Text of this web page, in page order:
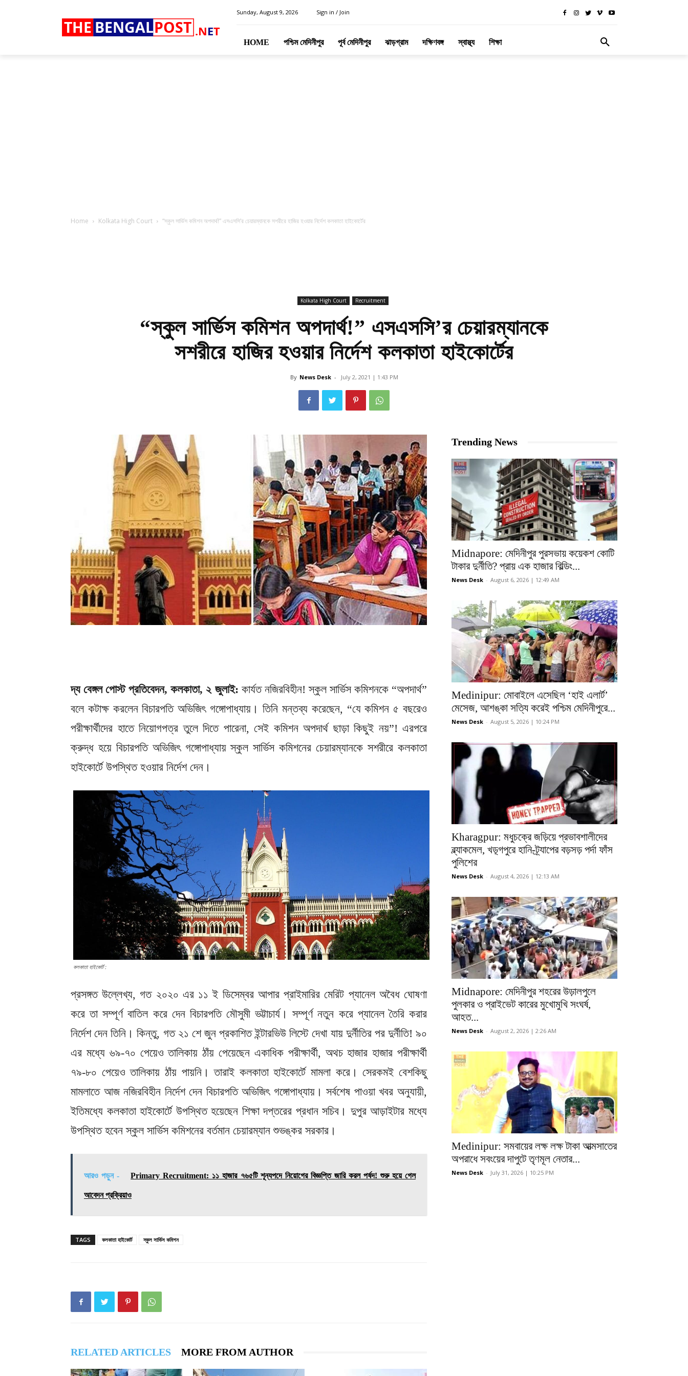
.NET
THE BENGALPOST
Sunday, August 9, 2026 Sign in / Join
HOME পশ্চিম মেদিনীপুর পূর্ব মেদিনীপুর ঝাড়গ্রাম দক্ষিণবঙ্গ স্বাস্থ্য শিক্ষা
Home Kolkata High Court “স্কুল সার্ভিস কমিশন অপদার্থ!” এসএসসি’র চেয়ারম্যানকে সশরীরে হাজির হওয়ার নির্দেশ কলকাতা হাইকোর্টের
Kolkata High Court Recruitment
“স্কুল সার্ভিস কমিশন অপদার্থ!” এসএসসি’র চেয়ারম্যানকে
সশরীরে হাজির হওয়ার নির্দেশ কলকাতা হাইকোর্টের
By News Desk - July 2, 2021 | 1:43 PM
দ্য বেঙ্গল পোস্ট প্রতিবেদন, কলকাতা, ২ জুলাই: কার্যত নজিরবিহীন! স্কুল সার্ভিস কমিশনকে “অপদার্থ”
বলে কটাক্ষ করলেন বিচারপতি অভিজিৎ গঙ্গোপাধ্যায়। তিনি মন্তব্য করেছেন, “যে কমিশন ৫ বছরেও
পরীক্ষার্থীদের হাতে নিয়োগপত্র তুলে দিতে পারেনা, সেই কমিশন অপদার্থ ছাড়া কিছুই নয়”! এরপরে
ক্রুদ্ধ হয়ে বিচারপতি অভিজিৎ গঙ্গোপাধ্যায় স্কুল সার্ভিস কমিশনের চেয়ারম্যানকে সশরীরে কলকাতা
হাইকোর্টে উপস্থিত হওয়ার নির্দেশ দেন।
কলকাতা হাইকোর্ট :
প্রসঙ্গত উল্লেখ্য, গত ২০২০ এর ১১ ই ডিসেম্বর আপার প্রাইমারির মেরিট প্যানেল অবৈধ ঘোষণা
করে তা সম্পূর্ণ বাতিল করে দেন বিচারপতি মৌসুমী ভট্টাচার্য। সম্পূর্ণ নতুন করে প্যানেল তৈরি করার
নির্দেশ দেন তিনি। কিন্তু, গত ২১ শে জুন প্রকাশিত ইন্টারভিউ লিস্টে দেখা যায় দুর্নীতির পর দুর্নীতি! ৯০
এর মধ্যে ৬৯-৭০ পেয়েও তালিকায় ঠাঁয় পেয়েছেন একাধিক পরীক্ষার্থী, অথচ হাজার হাজার পরীক্ষার্থী
৭৯-৮০ পেয়েও তালিকায় ঠাঁয় পায়নি। তারাই কলকাতা হাইকোর্টে মামলা করে। সেরকমই বেশকিছু
মামলাতে আজ নজিরবিহীন নির্দেশ দেন বিচারপতি অভিজিৎ গঙ্গোপাধ্যায়। সর্বশেষ পাওয়া খবর অনুযায়ী,
ইতিমধ্যে কলকাতা হাইকোর্টে উপস্থিত হয়েছেন শিক্ষা দপ্তরের প্রধান সচিব। দুপুর আড়াইটার মধ্যে
উপস্থিত হবেন স্কুল সার্ভিস কমিশনের বর্তমান চেয়ারম্যান শুভঙ্কর সরকার।
আরও পড়ুন - Primary Recruitment: ১১ হাজার ৭৬৫টি শূন্যপদে নিয়োগের বিজ্ঞপ্তি জারি করল পর্ষদ! শুরু হয়ে গেল
আবেদন প্রক্রিয়াও
TAGS কলকাতা হাইকোর্ট স্কুল সার্ভিস কমিশন
RELATED ARTICLES MORE FROM AUTHOR
Trending News
Midnapore: মেদিনীপুর পুরসভায় কয়েকশ কোটি
টাকার দুর্নীতি? প্রায় এক হাজার বিল্ডিং...
News Desk - August 6, 2026 | 12:49 AM
Medinipur: মোবাইলে এসেছিল ‘হাই এলার্ট’
মেসেজ, আশঙ্কা সত্যি করেই পশ্চিম মেদিনীপুরে...
News Desk - August 5, 2026 | 10:24 PM
Kharagpur: মধুচক্রে জড়িয়ে প্রভাবশালীদের
ব্ল্যাকমেল, খড়্গপুরে হানি-ট্র্যাপের বড়সড় পর্দা ফাঁস
পুলিশের
News Desk - August 4, 2026 | 12:13 AM
Midnapore: মেদিনীপুর শহরের উড়ালপুলে
পুলকার ও প্রাইভেট কারের মুখোমুখি সংঘর্ষ,
আহত...
News Desk - August 2, 2026 | 2:26 AM
Medinipur: সমবায়ের লক্ষ লক্ষ টাকা আত্মসাতের
অপরাধে সবংয়ের দাপুটে তৃণমূল নেতার...
News Desk - July 31, 2026 | 10:25 PM